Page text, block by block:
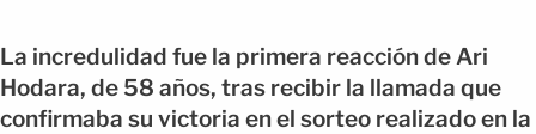
La incredulidad fue la primera reacción de Ari
Hodara, de 58 años, tras recibir la llamada que
confirmaba su victoria en el sorteo realizado en la